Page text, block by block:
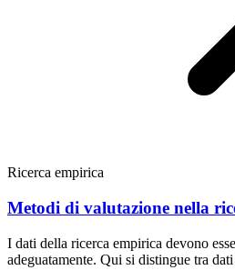
Ricerca empirica
Metodi di valutazione nella
I dati della ricerca empirica devono
adeguatamente. Qui si distingue tra